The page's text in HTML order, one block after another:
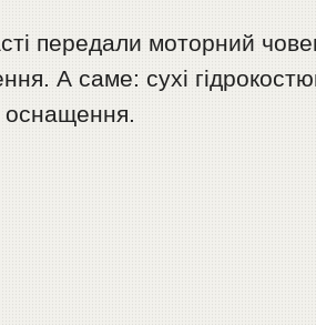
передали моторний
А саме: сухі
оснащення.